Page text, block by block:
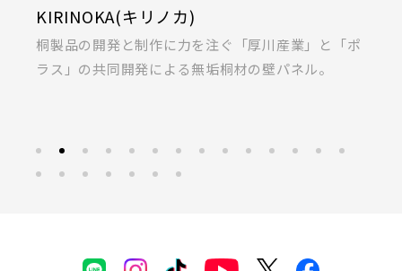
KIRINOKA(キリノカ)
桐製品の開発と制作に力を注ぐ「厚川産業」と「ポ
ラス」の共同開発による無垢桐材の壁パネル。